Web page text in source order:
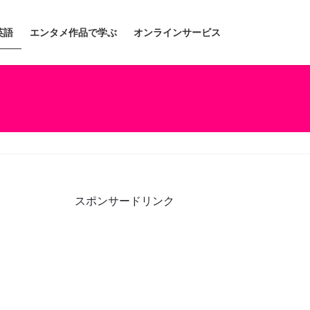
語 エンタメ作品で学ぶ オンラインサービス
スポンサードリンク